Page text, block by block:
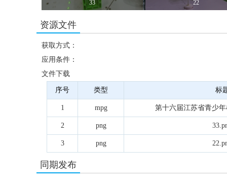
33 22
资源文件
获取方式：
应用条件：
文件下载
序号 类型 标
1 mpg 第十六届江苏省青少
2 png
3 png
同期发布